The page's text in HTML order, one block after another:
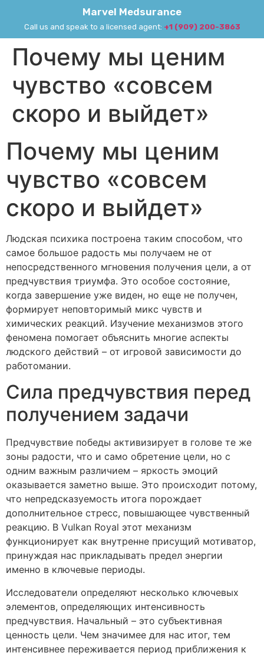
Marvel Medsurance
Call us and speak to a licensed agent: +1 (909) 200-3863
Почему мы ценим
чувство «совсем
скоро и выйдет»
Почему мы ценим
чувство «совсем
скоро и выйдет»
Людская психика построена таким способом, что
самое большое радость мы получаем не от
непосредственного мгновения получения цели, а от
предчувствия триумфа. Это особое состояние,
когда завершение уже виден, но еще не получен,
формирует неповторимый микс чувств и
химических реакций. Изучение механизмов этого
феномена помогает объяснить многие аспекты
людского действий – от игровой зависимости до
работомании.
Сила предчувствия перед
получением задачи
Предчувствие победы активизирует в голове те же
зоны радости, что и само обретение цели, но с
одним важным различием – яркость эмоций
оказывается заметно выше. Это происходит потому,
что непредсказуемость итога порождает
дополнительное стресс, повышающее чувственный
реакцию. В Vulkan Royal этот механизм
функционирует как внутренне присущий мотиватор,
принуждая нас прикладывать предел энергии
именно в ключевые периоды.
Исследователи определяют несколько ключевых
элементов, определяющих интенсивность
предчувствия. Начальный – это субъективная
ценность цели. Чем значимее для нас итог, тем
интенсивнее переживается период приближения к